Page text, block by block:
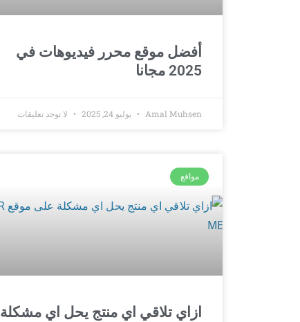
أفضل موقع محرر فيديوهات في
2025 مجانا
Amal Muhsen يوليو 24, 2025 لا توجد تعليقات
مواقع
ازاي تلاقي اي منتج يحل اي مشكلة